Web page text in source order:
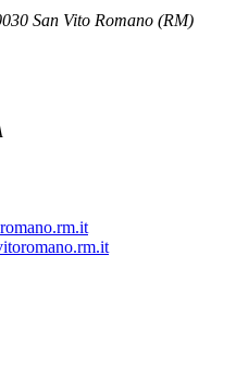
San Vito Romano (RM)